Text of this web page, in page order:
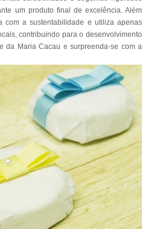
um produto final de excelência. Além
com a sustentabilidade e utiliza apenas
contribuindo para o desenvolvimento
da Maria Cacau e surpreenda-se com a